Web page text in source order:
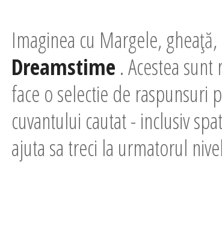
Imaginea cu Margele,
Dreamstime . Acestea
face o selectie de raspunsuri
cuvantului cautat - inclusiv
ajuta sa treci la urmatorul